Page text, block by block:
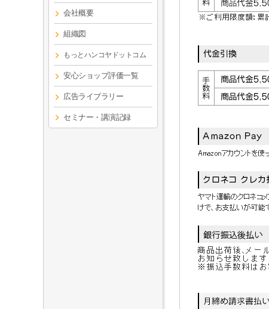
会社概要
組織図
もっとハンコヤドットコム
安心ショップ評価一覧
広告ライブラリー
セミナー・講演記録